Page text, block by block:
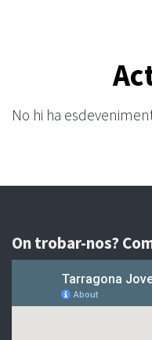
No hi ha
On trobar-nos?